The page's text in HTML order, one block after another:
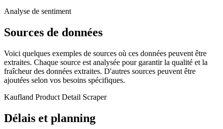
Analyse de sentiment
Sources de données
Voici quelques exemples de sources où ces données peuvent être
extraites. Chaque source est analysée pour garantir la qualité et la
fraîcheur des données extraites. D'autres sources peuvent être
ajoutées selon vos besoins spécifiques.
Kaufland Product Detail Scraper
Délais et planning